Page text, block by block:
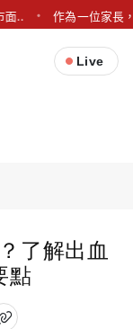
面.. 作為一位家長
Live
了解出血
點